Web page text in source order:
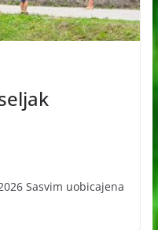
Sasvim uobicajena